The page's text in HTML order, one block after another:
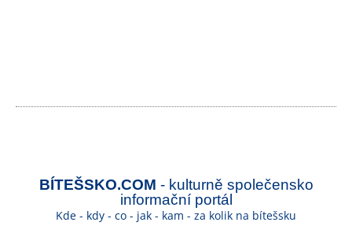
BÍTEŠSKO.COM - kulturně společensko
informační portál
Kde - kdy - co - jak - kam - za kolik na bítešsku